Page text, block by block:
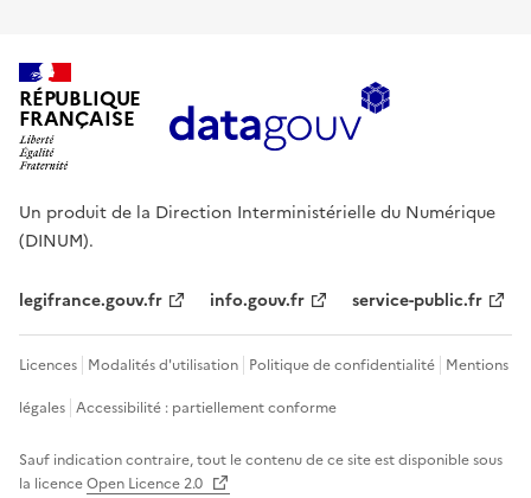
RÉPUBLIQUE
FRANÇAISE
Un produit de la Direction Interministérielle du Numérique
(DINUM).
legifrance.gouv.fr info.gouv.fr service-public.fr
Licences Modalités d'utilisation Politique de confidentialité Mentions
légales Accessibilité : partiellement conforme
Sauf indication contraire, tout le contenu de ce site est disponible sous
la licenceOpen Licence 2.0